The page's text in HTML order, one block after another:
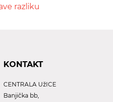
razliku
KONTAKT
CENTRALA UžICE
Banjička bb,